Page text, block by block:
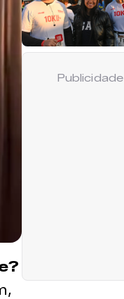
Publicidade